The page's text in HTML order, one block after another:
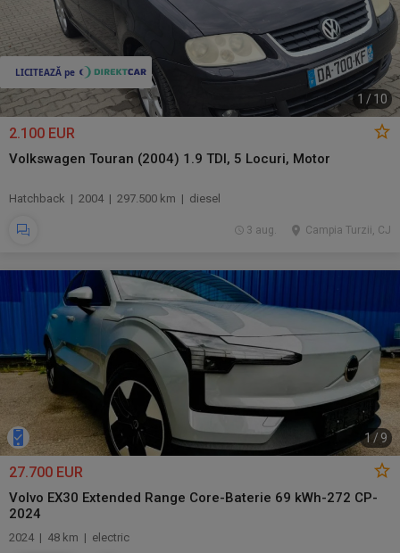
1 /10
2.100 EUR
Volkswagen Touran (2004) 1.9 TDI, 5 Locuri, Motor
Hatchback | 2004 | 297.500 km | diesel
Campia Turzii, CJ
3 aug.
1/9
27.700 EUR
Volvo EX30 Extended Range Core-Baterie 69 kWh-272 CP-
2024
2024 | 48 km | electric